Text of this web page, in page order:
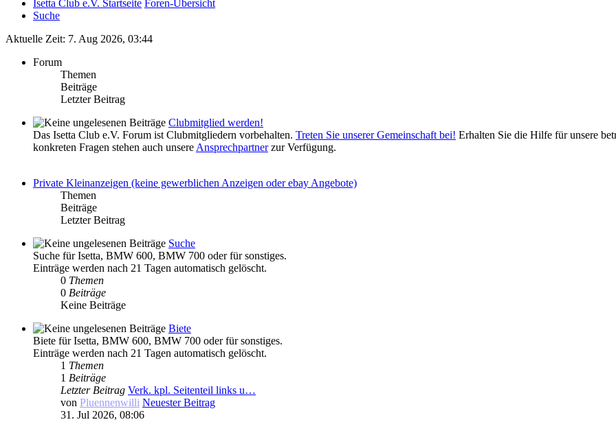
Isetta Club e.V. Startseite Foren-Übersicht
Suche
Aktuelle Zeit: 7. Aug 2026, 03:44
Forum
Themen
Beiträge
Letzter Beitrag
Clubmitglied werden!
Das Isetta Club e.V. Forum ist Clubmitgliedern vorbehalten. Treten Sie unserer Gemeinschaft bei! Erhalten Sie die Hilfe für unsere
konkreten Fragen stehen auch unsereAnsprechpartnerzur Verfügung.
Private Kleinanzeigen (keine gewerblichen Anzeigen oder ebay Angebote)
Themen
Beiträge
Letzter Beitrag
Suche
Suche für Isetta, BMW 600, BMW 700 oder für sonstiges.
Einträge werden nach 21 Tagen automatisch gelöscht.
0 Themen
0 Beiträge
Keine Beiträge
Biete
Biete für Isetta, BMW 600, BMW 700 oder für sonstiges.
Einträge werden nach 21 Tagen automatisch gelöscht.
1 Themen
1 Beiträge
Letzter Beitrag Verk. kpl. Seitenteil links u…
von Pluennenwilli Neuester Beitrag
31. Jul 2026, 08:06